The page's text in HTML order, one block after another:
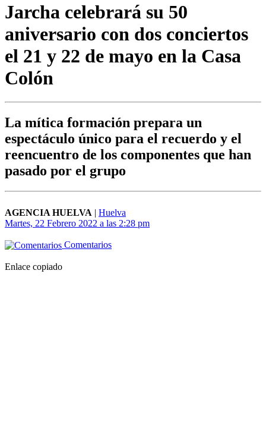
Jarcha celebrará su 50
aniversario con dos conciertos
el 21 y 22 de mayo en la Casa
Colón
La mítica formación prepara un
espectáculo único para el recuerdo y el
reencuentro de los componentes que han
pasado por el grupo
AGENCIA HUELVA | Huelva
Martes, 22 Febrero 2022 a las 2:28 pm
Comentarios
Enlace copiado